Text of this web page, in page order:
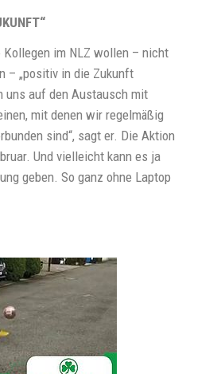
Kollegen im NLZ wollen – nicht
– „positiv in die Zukunft
uns auf den Austausch mit
mit denen wir regelmäßig
sind“, sagt er. Die Aktion
Und vielleicht kann es ja
geben. So ganz ohne Laptop